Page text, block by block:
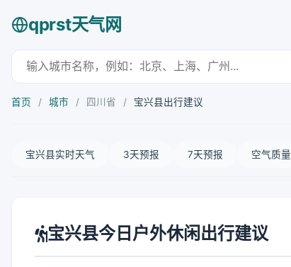
qprst天气网
首页 / 城市 / 四川省 / 宝兴县出行建议
宝兴县实时天气 3天预报 7天预报 空气质量
宝兴县今日户外休闲出行建议